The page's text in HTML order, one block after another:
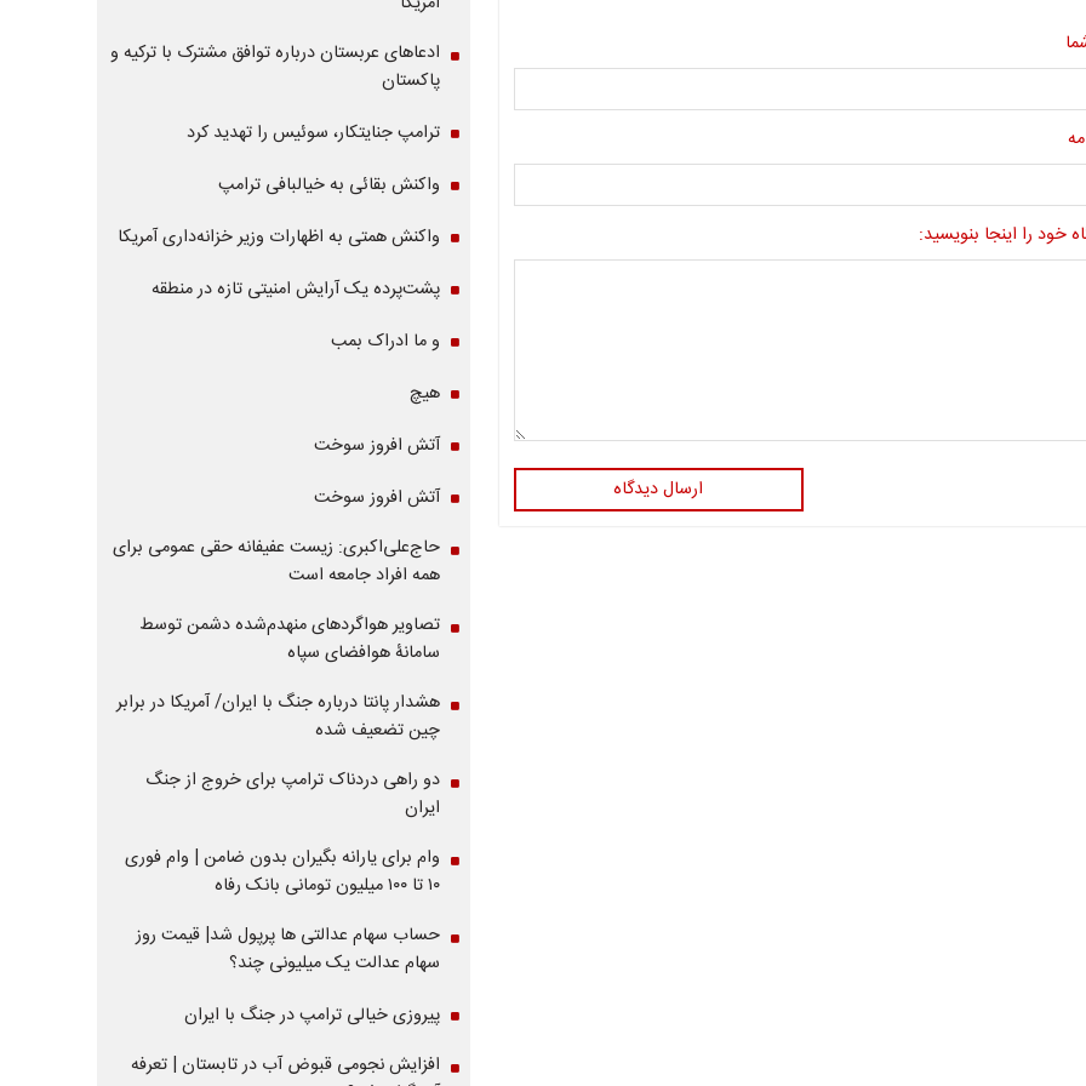
خود را اینجا بنویسید:
ارسال دیدگاه
ادعاهای عربستان درباره توافق مشترک با ترکیه و
پاکستان
ترامپ جنایتکار، سوئیس را تهدید کرد
واکنش بقائی به خیالبافی ترامپ
واکنش همتی به اظهارات وزیر خزانه‌داری آمریکا
پشت‌پرده یک آرایش امنیتی تازه در منطقه
و ما ادراک بمب
هیچ
آتش افروز سوخت
آتش افروز سوخت
حاج‌علی‌اکبری: زیست عفیفانه حقی عمومی برای
همه افراد جامعه است
تصاویر هواگردهای منهدم‌شده دشمن توسط
سامانۀ هوافضای سپاه
هشدار پانتا درباره جنگ با ایران/ آمریکا در برابر
چین تضعیف شده
دو راهی دردناک ترامپ برای خروج از جنگ
ایران
وام برای یارانه بگیران بدون ضامن | وام فوری
۱۰ تا ۱۰۰ میلیون تومانی بانک رفاه
حساب سهام عدالتی ها پرپول شد| قیمت روز
سهام عدالت یک میلیونی چند؟
پیروزی خیالی ترامپ در جنگ با ایران
افزایش نجومی قبوض آب در تابستان | تعرفه